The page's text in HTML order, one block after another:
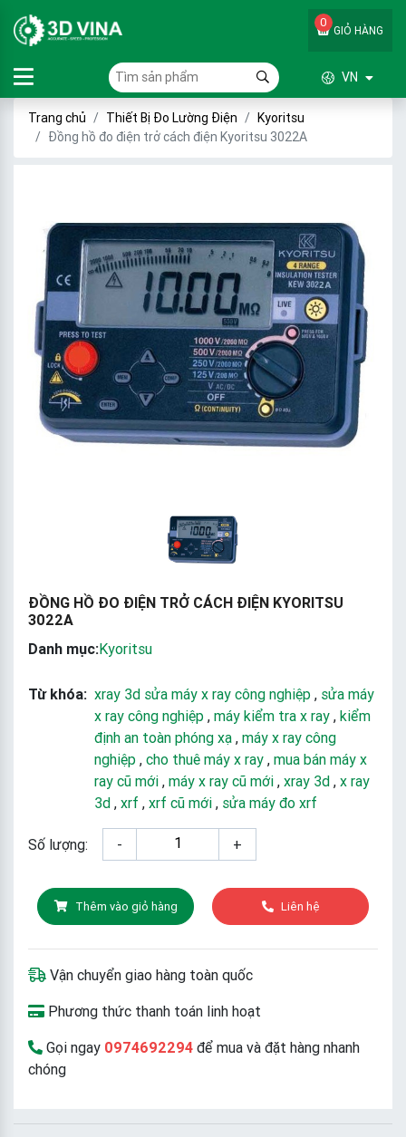
GIỎ HÀNG
0
VN
Trang chủ Thiết Bị Đo Lường Điện
Kyoritsu
Đồng hồ đo điện trở cách điện Kyoritsu 3022A
ĐỒNG HỒ ĐO ĐIỆN TRỞ CÁCH ĐIỆN KYORITSU
3022A
Danh mục:Kyoritsu
Từ khóa: xray 3d sửa máy x ray công nghiệp , sửa máy
x ray công nghiệp , máy kiểm tra x ray , kiểm
định an toàn phóng xạ , máy x ray công
nghiệp , cho thuê máy x ray , mua bán máy x
ray cũ mới , máy x ray cũ mới , xray 3d , x ray
3d , xrf , xrf cũ mới , sửa máy đo xrf
Số lượng: - +
Thêm vào giỏ hàng Liên hệ
Vận chuyển giao hàng toàn quốc
Phương thức thanh toán linh hoạt
Gọi ngay 0974692294 để mua và đặt hàng nhanh
chóng